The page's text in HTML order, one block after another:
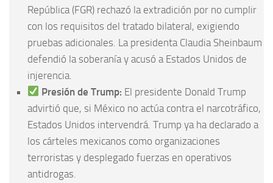
República (FGR) rechazó la extradición por no cumplir
con los requisitos del tratado bilateral, exigiendo
pruebas adicionales. La presidenta Claudia Sheinbaum
defendió la soberanía y acusó a Estados Unidos de
injerencia.
Presión de Trump: El presidente Donald Trump
advirtió que, si México no actúa contra el narcotráfico,
Estados Unidos intervendrá. Trump ya ha declarado a
los cárteles mexicanos como organizaciones
terroristas y desplegado fuerzas en operativos
antidrogas.